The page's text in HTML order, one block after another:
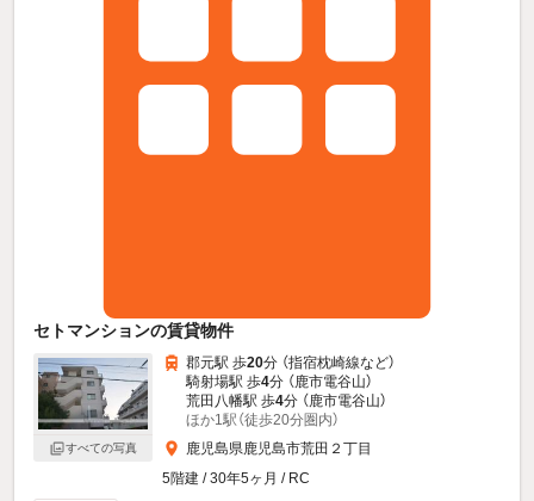
セトマンションの賃貸物件
すべての写真
郡元駅 歩20分 （指宿枕崎線など）
騎射場駅 歩4分 （鹿市電谷山）
荒田八幡駅 歩4分 （鹿市電谷山）
ほか1駅（徒歩20分圏内）
鹿児島県鹿児島市荒田２丁目
5階建 / 30年5ヶ月 / RC